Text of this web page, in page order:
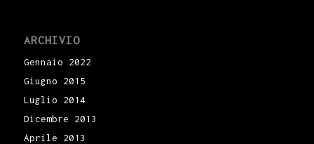
ARCHIVIO
Gennaio 2022
Giugno 2015
Luglio 2014
Dicembre 2013
Aprile 2013